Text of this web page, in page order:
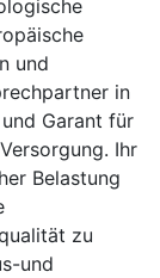
und
in
Garant für
Ihr
Belastung
zu
und